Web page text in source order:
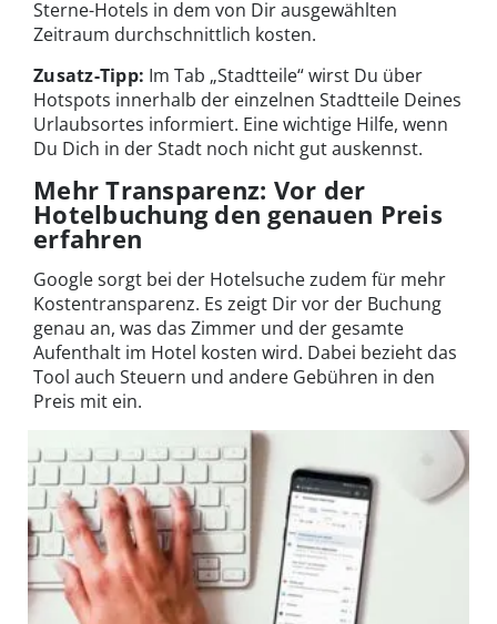
Sterne-Hotels in dem von Dir ausgewählten
Zeitraum durchschnittlich kosten.
Zusatz-Tipp: Im Tab „Stadtteile“ wirst Du über
Hotspots innerhalb der einzelnen Stadtteile Deines
Urlaubsortes informiert. Eine wichtige Hilfe, wenn
Du Dich in der Stadt noch nicht gut auskennst.
Mehr Transparenz: Vor der
Hotelbuchung den genauen Preis
erfahren
Google sorgt bei der Hotelsuche zudem für mehr
Kostentransparenz. Es zeigt Dir vor der Buchung
genau an, was das Zimmer und der gesamte
Aufenthalt im Hotel kosten wird. Dabei bezieht das
Tool auch Steuern und andere Gebühren in den
Preis mit ein.